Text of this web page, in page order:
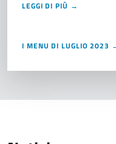
LEGGI DI PIÙ →
I MENU DI LUGLIO 2023